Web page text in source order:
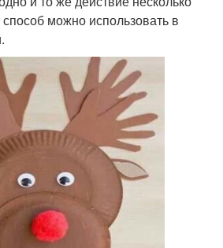
можно использовать в